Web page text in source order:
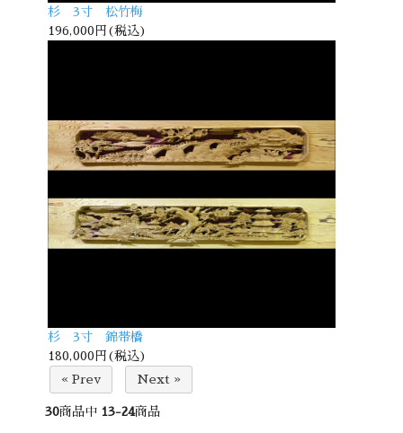
杉 3寸 松竹梅
196,000円(税込)
杉 3寸 錦帯橋
180,000円(税込)
« Prev
Next »
30商品中 13-24商品